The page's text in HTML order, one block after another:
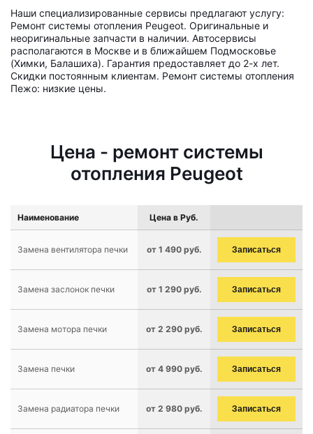
Наши специализированные сервисы предлагают услугу:
Ремонт системы отопления Peugeot. Оригинальные и
неоригинальные запчасти в наличии. Автосервисы
располагаются в Москве и в ближайшем Подмосковье
(Химки, Балашиха). Гарантия предоставляет до 2-х лет.
Скидки постоянным клиентам. Ремонт системы отопления
Пежо: низкие цены.
Цена - ремонт системы
отопления Peugeot
Наименование Цена в Руб.
Замена вентилятора печки от 1 490 руб. Записаться
Замена заслонок печки от 1 290 руб. Записаться
Замена мотора печки от 2 290 руб. Записаться
Замена печки от 4 990 руб. Записаться
Замена радиатора печки от 2 980 руб. Записаться